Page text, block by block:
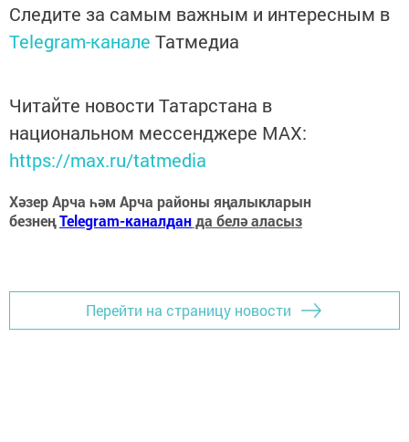
Следите за самым важным и интересным в
Telegram-канале Татмедиа
Читайте новости Татарстана в
национальном мессенджере MАХ:
https://max.ru/tatmedia
Хәзер Арча һәм Арча районы яңалыкларын
безнеңTelegram-каналданда белә аласыз
Перейти на страницу новости